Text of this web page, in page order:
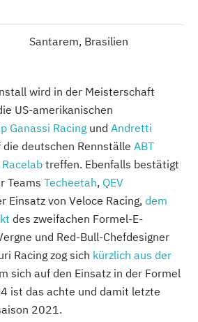
Santarem, Brasilien
wird in der Meisterschaft
US-amerikanischen
Ganassi Racing und Andretti
die deutschen Rennställe ABT
Racelabtreffen. Ebenfalls bestätigt
Teams Techeetah, QEV
Einsatz von Veloce Racing, dem
des zweifachen Formel-E-
und Red-Bull-Chefdesigner
Racing zog sich kürzlich aus der
sich auf den Einsatz in der Formel
ist das achte und damit letzte
2021.